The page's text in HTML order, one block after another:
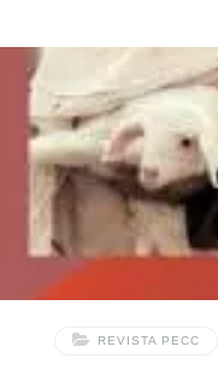
alunos e mestres,
ORIENTAÇÃO
22, 31 e 27 versos,
começar a aula
14.15-31 (5 a 7
REVISTA PECC